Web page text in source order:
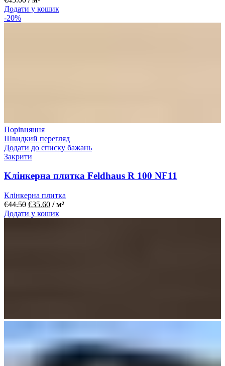
Додати у кошик
-20%
Порівняння
Швидкий перегляд
Додати до списку бажань
Закрити
Kлінкерна плитка Feldhaus R 100 NF11
Клінкерна плитка
€44.50 €35.60 / м²
Додати у кошик